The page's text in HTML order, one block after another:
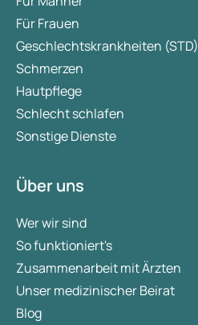
Für Frauen
Geschlechtskrankheiten (STD)
Schmerzen
Hautpflege
Schlecht schlafen
Sonstige Dienste
Über uns
Wer wir sind
So funktioniert's
Zusammenarbeit mit Ärzten
Unser medizinischer Beirat
Blog